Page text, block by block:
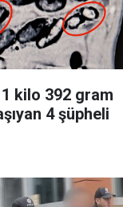
kilo 392 gram
4 şüpheli